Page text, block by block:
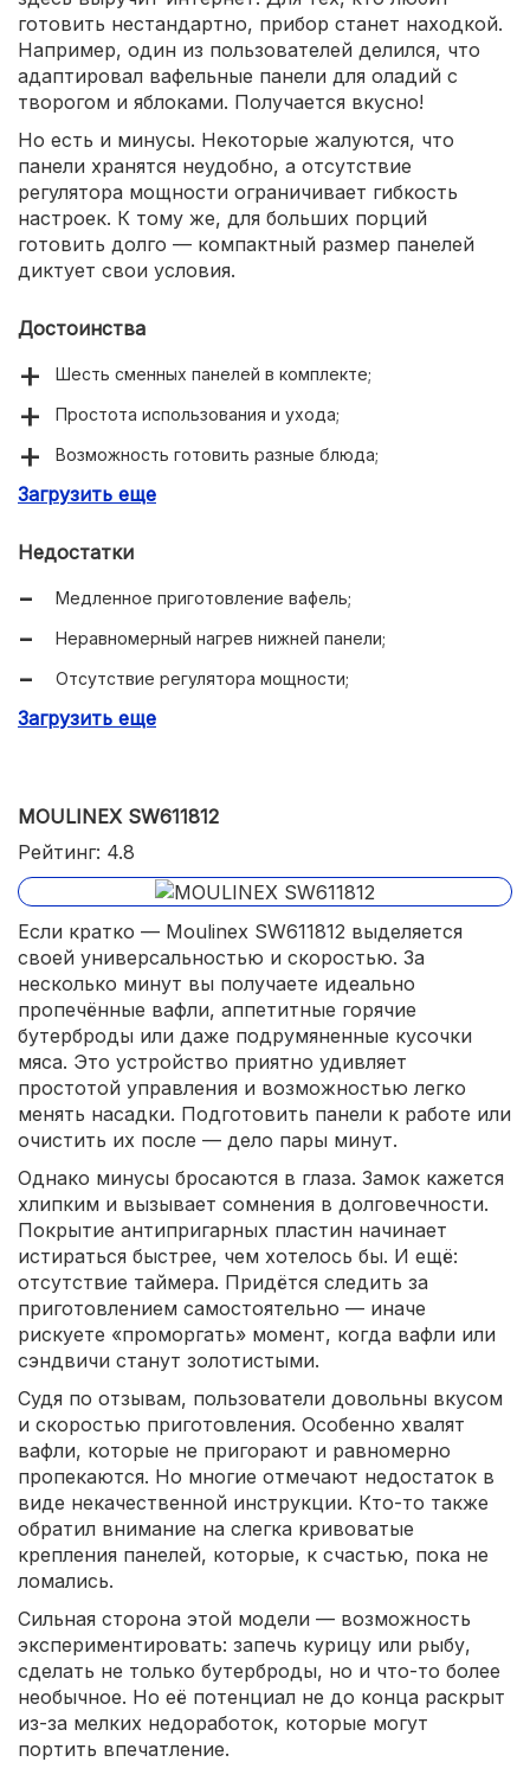
готовить нестандартно, прибор станет находкой.
Например, один из пользователей делился, что
адаптировал вафельные панели для оладий с
творогом и яблоками. Получается вкусно!
Но есть и минусы. Некоторые жалуются, что
панели хранятся неудобно, а отсутствие
регулятора мощности ограничивает гибкость
настроек. К тому же, для больших порций
готовить долго — компактный размер панелей
диктует свои условия.
Достоинства
Шесть сменных панелей в комплекте;
Простота использования и ухода;
Возможность готовить разные блюда;
Компактный размер;
Загрузить еще
Недостатки
Медленное приготовление вафель;
Неравномерный нагрев нижней панели;
Отсутствие регулятора мощности;
Маленькие порции.
Загрузить еще
MOULINEX SW611812
Рейтинг: 4.8
Если кратко — Moulinex SW611812 выделяется
своей универсальностью и скоростью. За
несколько минут вы получаете идеально
пропечённые вафли, аппетитные горячие
бутерброды или даже подрумяненные кусочки
мяса. Это устройство приятно удивляет
простотой управления и возможностью легко
менять насадки. Подготовить панели к работе или
очистить их после — дело пары минут.
Однако минусы бросаются в глаза. Замок кажется
хлипким и вызывает сомнения в долговечности.
Покрытие антипригарных пластин начинает
истираться быстрее, чем хотелось бы. И ещё:
отсутствие таймера. Придётся следить за
приготовлением самостоятельно — иначе
рискуете «проморгать» момент, когда вафли или
сэндвичи станут золотистыми.
Судя по отзывам, пользователи довольны вкусом
и скоростью приготовления. Особенно хвалят
вафли, которые не пригорают и равномерно
пропекаются. Но многие отмечают недостаток в
виде некачественной инструкции. Кто-то также
обратил внимание на слегка кривоватые
крепления панелей, которые, к счастью, пока не
ломались.
Сильная сторона этой модели — возможность
экспериментировать: запечь курицу или рыбу,
сделать не только бутерброды, но и что-то более
необычное. Но её потенциал не до конца раскрыт
из-за мелких недоработок, которые могут
портить впечатление.